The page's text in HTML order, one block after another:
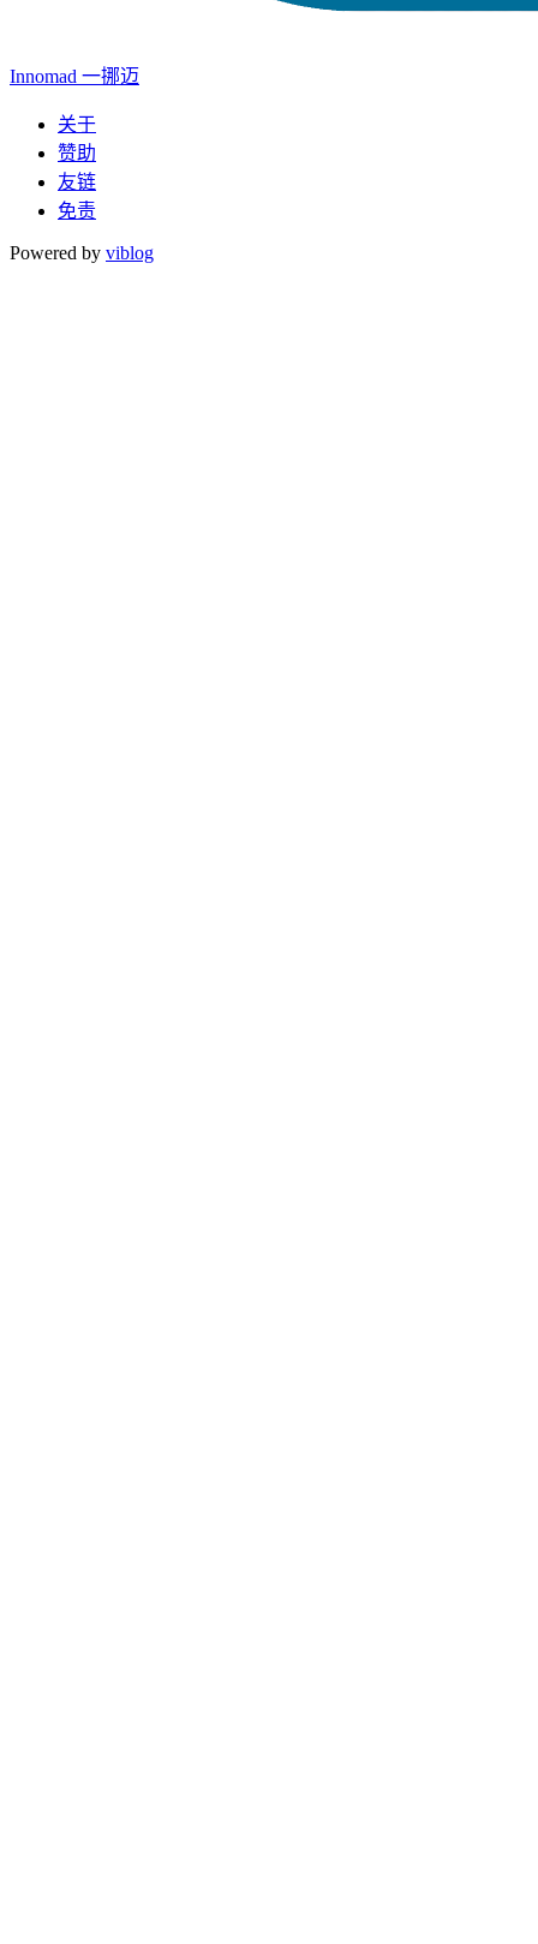
Innomad 一挪迈
关于
赞助
友链
免责
Powered by viblog